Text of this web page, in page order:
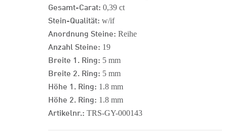
Gesamt-Carat: 0,39 ct
Stein-Qualität: w/if
Anordnung Steine: Reihe
Anzahl Steine: 19
Breite 1. Ring: 5 mm
Breite 2. Ring: 5 mm
Höhe 1. Ring: 1.8 mm
Höhe 2. Ring: 1.8 mm
Artikelnr.: TRS-GY-000143